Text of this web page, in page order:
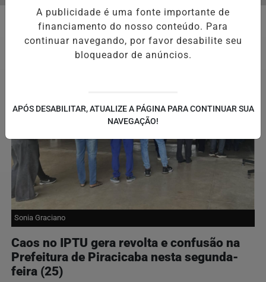
EM ALTA
Prefeitura Piracicaba
Sonia Graciano
Caos no IPTU gera revolta e confusão na
Prefeitura de Piracicaba nesta segunda-
feira (25)
A publicidade é uma fonte importante de
financiamento do nosso conteúdo. Para
continuar navegando, por favor desabilite seu
bloqueador de anúncios.
APÓS DESABILITAR, ATUALIZE A PÁGINA PARA CONTINUAR SUA
NAVEGAÇÃO!